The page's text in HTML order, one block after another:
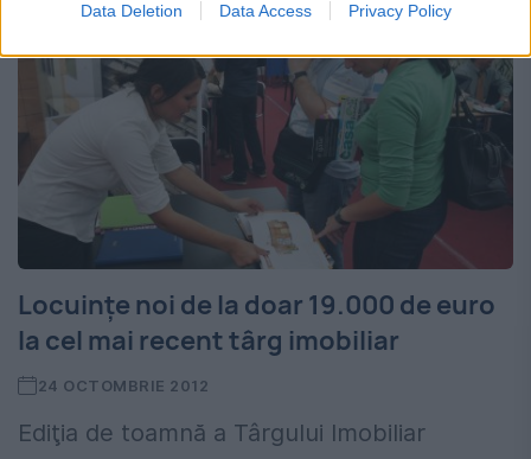
Data Deletion Data Access Privacy Policy
Locuinţe noi de la doar 19.000 de euro
la cel mai recent târg imobiliar
24 OCTOMBRIE 2012
Ediţia de toamnă a Târgului Imobiliar